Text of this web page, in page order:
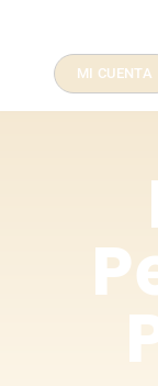
MI CUENTA